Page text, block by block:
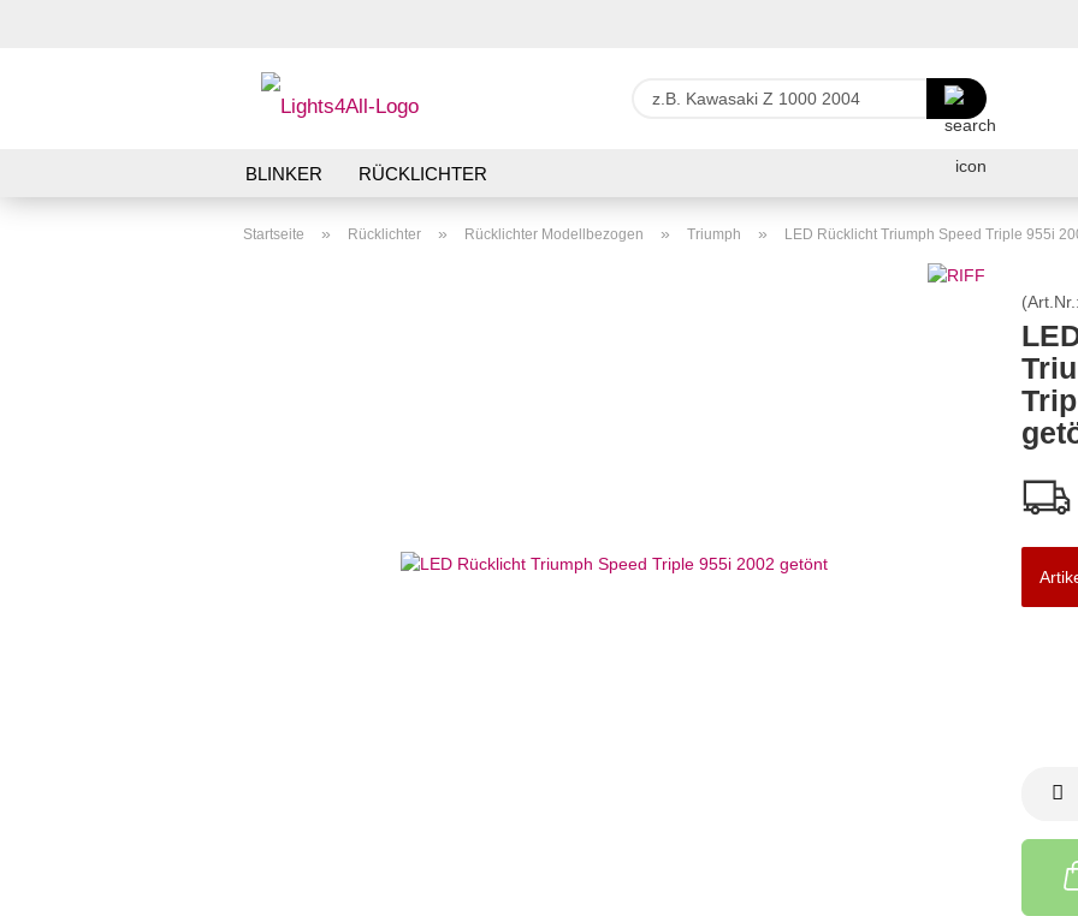
Lieferland z.B.
Kawasaki
Z
1000
BLINKER RÜCKLICHTER
Startseite » Rücklichter » Rücklichter Modellbezogen » Triumph » LED Rücklicht Triumph Speed Triple 955i